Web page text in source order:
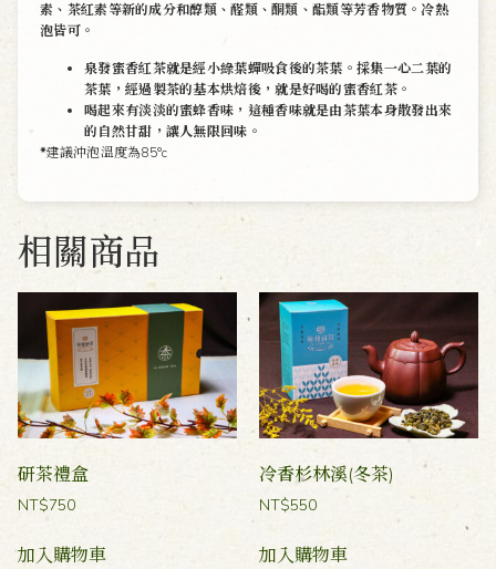
素、茶紅素等新的成分和醇類、醛類、酮類、酯類等芳香物質。冷熱
泡皆可。
泉發蜜香紅茶就是經小綠葉蟬吸食後的茶葉。採集一心二葉的
茶葉，經過製茶的基本烘焙後，就是好喝的蜜香紅茶。
喝起來有淡淡的蜜蜂香味，這種香味就是由茶葉本身散發出來
的自然甘甜，讓人無限回味。
*建議沖泡溫度為85°c
相關商品
研茶禮盒
NT$750
加入購物車
冷香杉林溪(冬茶)
NT$550
加入購物車